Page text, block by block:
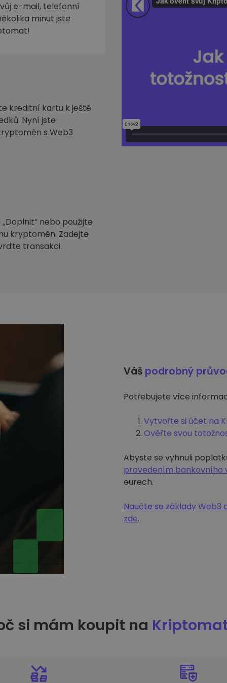
e-mail, telefonní
minut jste
kreditní kartu k ještě
Nyní jste
s Web3
nebo použijte
kryptoměn. Zadejte
transakci.
Váš podrobný
Potřebujete více
Vytvořte si účet na
Ověřte svou
Abyste se vyhnuli
provedením bankovního
eurech.
Naučte se základy
zde.
si mám koupit na